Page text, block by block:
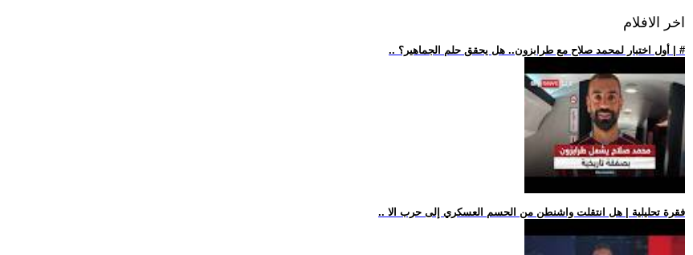
اخر الافلام
.. أول اختبار لمحمد صلاح مع طرابزون.. هل يحقق حلم الجماهير؟ | #
.. فقرة تحليلية | هل انتقلت واشنطن من الحسم العسكري إلى حرب الا